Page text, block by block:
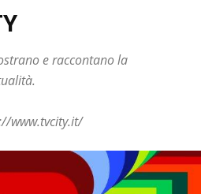
e raccontano la
www.tvcity.it/